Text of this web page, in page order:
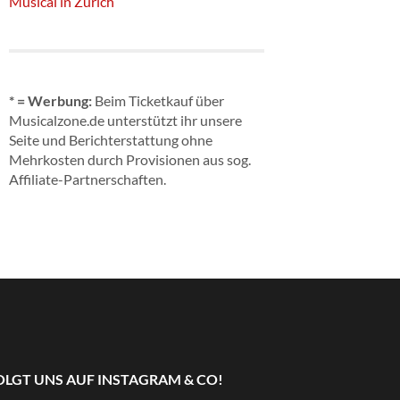
* = Werbung: Beim Ticketkauf über
Musicalzone.de unterstützt ihr unsere
Seite und Berichterstattung ohne
Mehrkosten durch Provisionen aus sog.
Affiliate-Partnerschaften.
UNS AUF INSTAGRAM & CO!